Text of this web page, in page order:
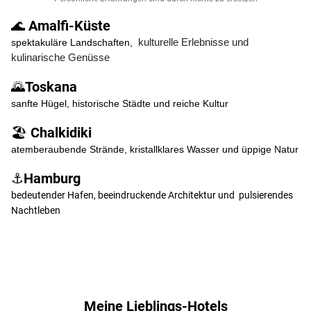
🌊 Amalfi-Küste
spektakuläre Landschaften,
kulturelle Erlebnisse und
kulinarische Genüsse
🌄Toskana
sanfte Hügel, historische Städte und reiche Kultur
🏖️ Chalkidiki
atemberaubende Strände, kristallklares Wasser und üppige Natur
⚓Hamburg
bedeutender Hafen, beeindruckende Architektur und pulsierendes
Nachtleben
Meine Lieblings-Hotels